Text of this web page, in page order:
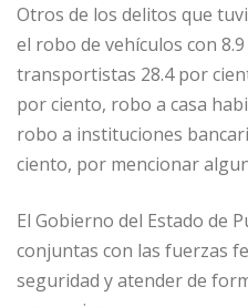
Otros de los delitos que
el robo de vehículos con
transportistas 28.4 por
por ciento, robo a casa
robo a instituciones
ciento, por mencionar
El Gobierno del Estado de
conjuntas con las fuerzas
seguridad y atender de